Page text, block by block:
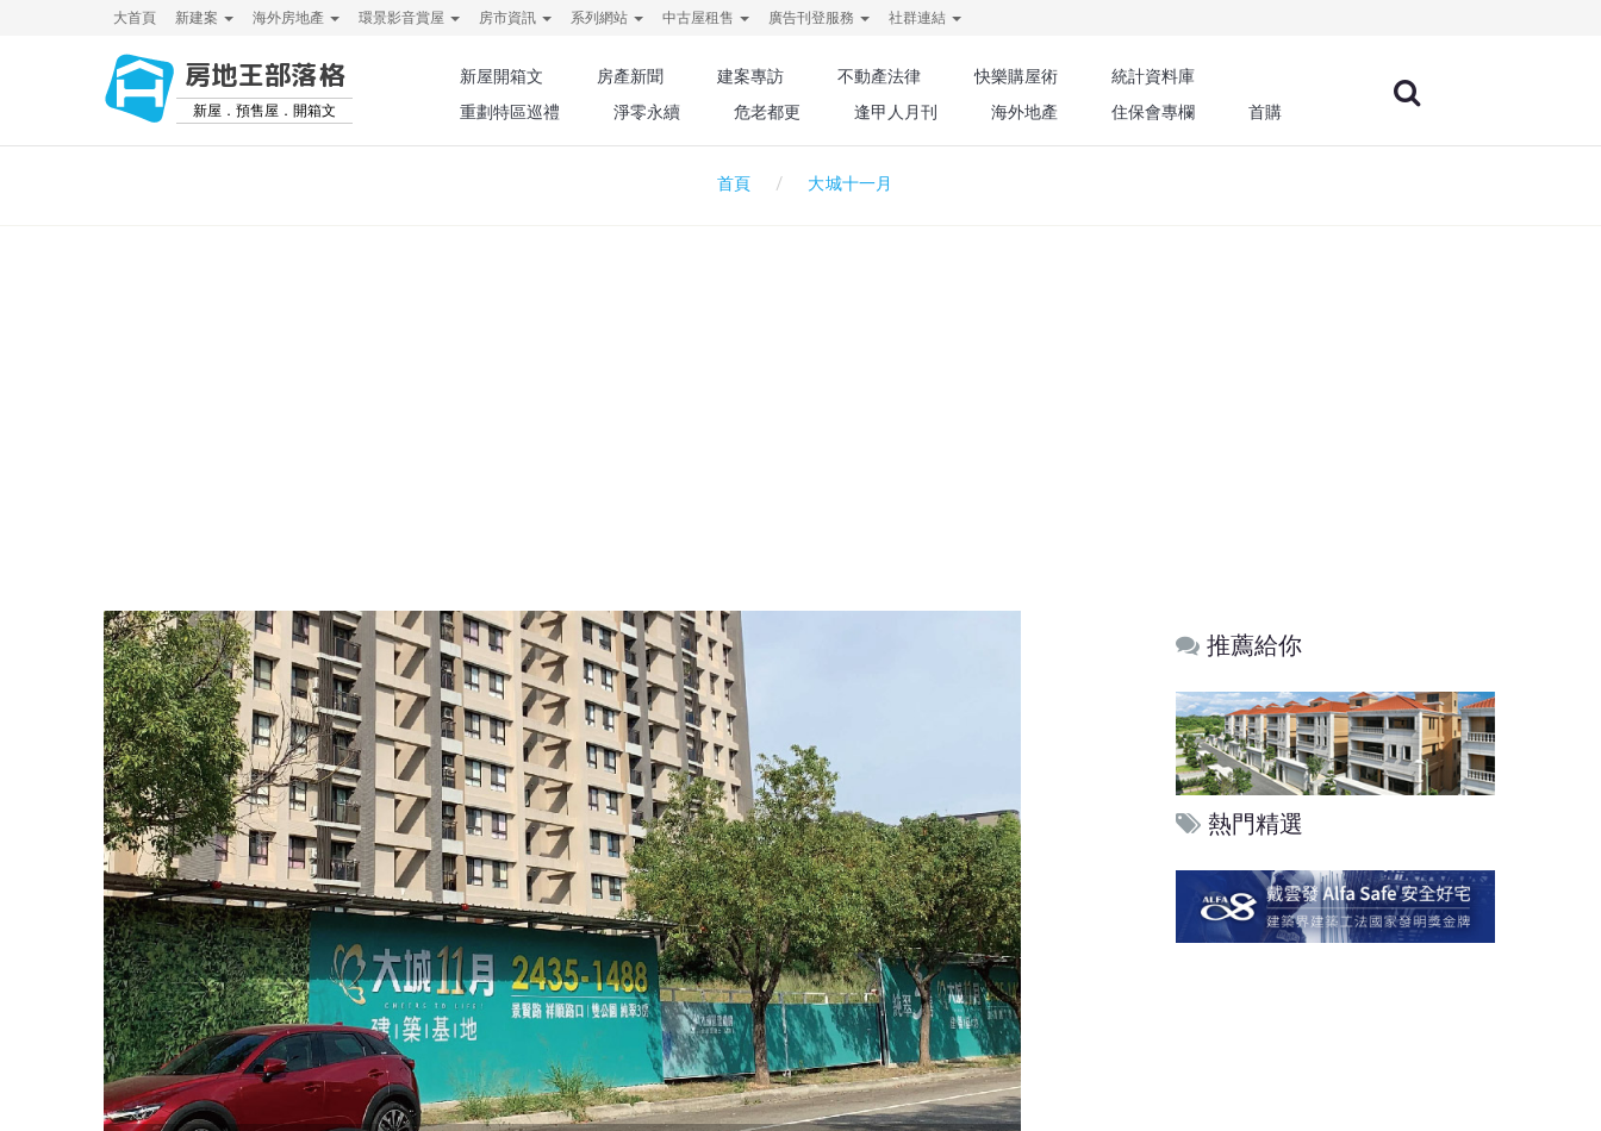
大首頁 新建案 海外房地產 環景影音賞屋 房市資訊 系列網站 中古屋租售 廣告刊登服務 社群連結
房地王部落格
新屋．預售屋．開箱文
新屋開箱文 房產新聞 建案專訪 不動產法律 快樂購屋術
統計資料庫
重劃特區巡禮
淨零永續 危老都更 逢甲人月刊 海外地產 住保會專欄 首購
首頁 大城十一月
推薦給你
熱門精選